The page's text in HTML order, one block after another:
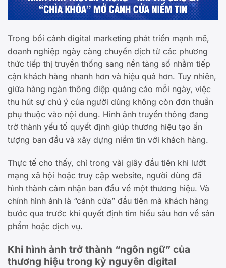
Trong bối cảnh digital marketing phát triển mạnh mẽ,
doanh nghiệp ngày càng chuyển dịch từ các phương
thức tiếp thị truyền thống sang nền tảng số nhằm tiếp
cận khách hàng nhanh hơn và hiệu quả hơn. Tuy nhiên,
giữa hàng ngàn thông điệp quảng cáo mỗi ngày, việc
thu hút sự chú ý của người dùng không còn đơn thuần
phụ thuộc vào nội dung. Hình ảnh truyền thông đang
trở thành yếu tố quyết định giúp thương hiệu tạo ấn
tượng ban đầu và xây dựng niềm tin với khách hàng.
Thực tế cho thấy, chỉ trong vài giây đầu tiên khi lướt
mạng xã hội hoặc truy cập website, người dùng đã
hình thành cảm nhận ban đầu về một thương hiệu. Và
chính hình ảnh là “cánh cửa” đầu tiên mà khách hàng
bước qua trước khi quyết định tìm hiểu sâu hơn về sản
phẩm hoặc dịch vụ.
Khi hình ảnh trở thành “ngôn ngữ” của
thương hiệu trong kỷ nguyên digital